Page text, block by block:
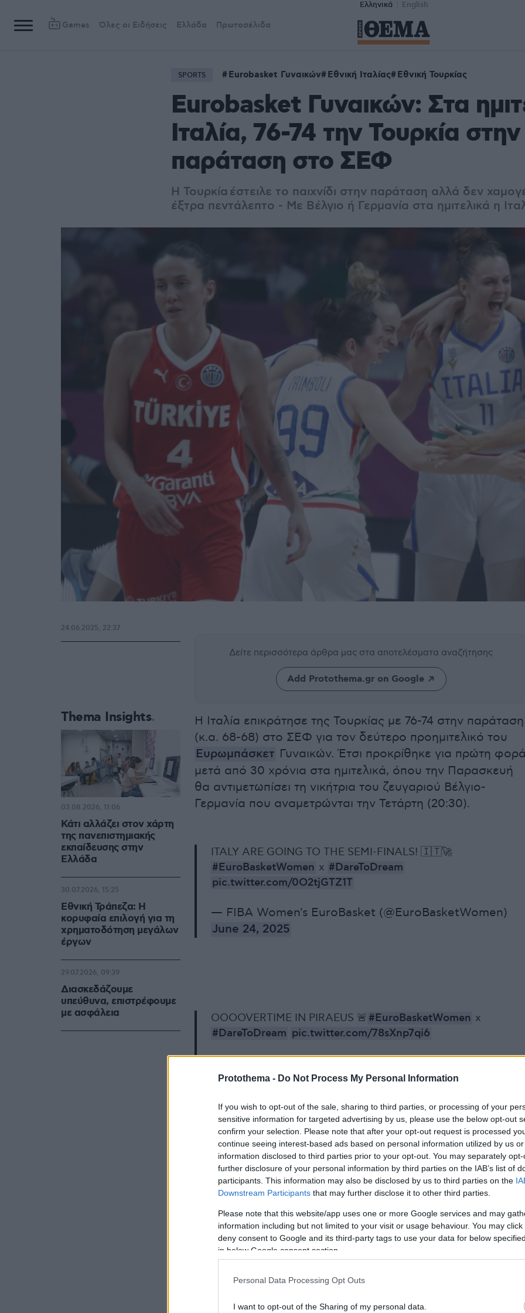
Protothema - Do Not Process My Personal Information
If you wish to opt-out of the sale, sharing to third parties, or processing of your
sensitive information for targeted advertising by us, please use the below opt-out
confirm your selection. Please note that after your opt-out request is processed
continue seeing interest-based ads based on personal information utilized by us
information disclosed to third parties prior to your opt-out. You may separately
further disclosure of your personal information by third parties on the IAB’s list of
participants. This information may also be disclosed by us to third parties on the
Downstream Participants that may further disclose it to other third parties.
Please note that this website/app uses one or more Google services and may
information including but not limited to your visit or usage behaviour. You may
deny consent to Google and its third-party tags to use your data for below
in below Google consent section.
Personal Data Processing Opt Outs
I want to opt-out of the Sharing of my personal data.
Ελληνικά English
Games Όλες οι Ειδήσεις Ελλάδα Πρωτοσέλιδα
SPORTS Eurobasket Γυναικών Εθνική Ιταλίας Εθνική Τουρκίας
Eurobasket Γυναικών: Στα
Ιταλία, 76-74 την Τουρκία στην
παράταση στο ΣΕΦ
Η Τουρκία έστειλε το παιχνίδι στην παράταση αλλά δεν
έξτρα πεντάλεπτο - Με Βέλγιο ή Γερμανία στα ημιτελικά η
Δείτε περισσότερα άρθρα μας στα αποτελέσματα αναζήτησης
Add Protothema.gr on Google
Η Ιταλία επικράτησε της Τουρκίας με 76-74 στην παράταση
(κ.α. 68-68) στο ΣΕΦ για τον δεύτερο προημιτελικό του
Ευρωμπάσκετ Γυναικών. Έτσι προκρίθηκε για πρώτη
μετά από 30 χρόνια στα ημιτελικά, όπου την Παρασκευή
θα αντιμετωπίσει τη νικήτρια του ζευγαριού Βέλγιο-
Γερμανία που αναμετρώνται την Τετάρτη (20:30).
ITALY ARE GOING TO THE SEMI-FINALS! 🇮🇹🚀
#EuroBasketWomen x #DareToDream
pic.twitter.com/0O2tjGTZ1T
— FIBA Women's EuroBasket (@EuroBasketWomen)
June 24, 2025
OOOOVERTIME IN PIRAEUS 🚨 #EuroBasketWomen x
#DareToDream pic.twitter.com/78sXnp7qi6
June 24, 2025
ITALY SURVIVE IN OVERTIME! 🇮🇹 #EuroBasketWomen|
#DareToDream pic.twitter.com/xTQe9Metjh
— FIBA Women's EuroBasket (@EuroBasketWomen)
June 24, 2025
πρωταγωνίστρια την Κιζ είχε μια διαφορά που έφτασε και
στο +5 (20-15). Η ομάδα του Αντρέα Καπομπιάνκο
24.06.2025, 22:37
Thema Insights
Κάτι αλλάζει στον χάρτη
της πανεπιστημιακής
εκπαίδευσης στην
Ελλάδα
03.08.2026, 11:06
Εθνική Τράπεζα: Η
κορυφαία επιλογή για τη
χρηματοδότηση μεγάλων
έργων
30.07.2026, 15:25
Διασκεδάζουμε
υπεύθυνα, επιστρέφουμε
με ασφάλεια
29.07.2026, 09:39